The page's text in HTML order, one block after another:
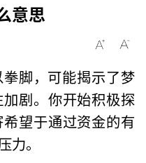
意思
脚，可能揭示了梦
剧。你开始积极探
望于通过资金的有
力。